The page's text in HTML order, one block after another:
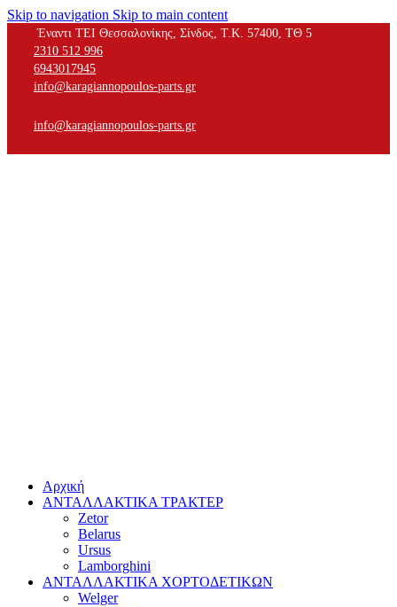
Skip to navigation Skip to main content
Έναντι ΤΕΙ Θεσσαλονίκης, Σίνδος, Τ.Κ. 57400, ΤΘ 5
2310 512 996
6943017945
info@karagiannopoulos-parts.gr
info@karagiannopoulos-parts.gr
Αρχική
ΑΝΤΑΛΛΑΚΤΙΚΑ ΤΡΑΚΤΕΡ
Zetor
Belarus
Ursus
Lamborghini
ΑΝΤΑΛΛΑΚΤΙΚΑ ΧΟΡΤΟΔΕΤΙΚΩΝ
Welger